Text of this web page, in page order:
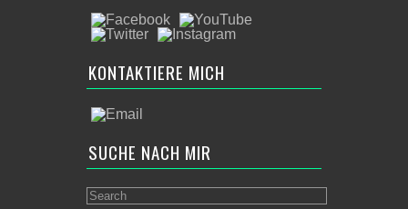
KONTAKTIERE MICH
SUCHE NACH MIR